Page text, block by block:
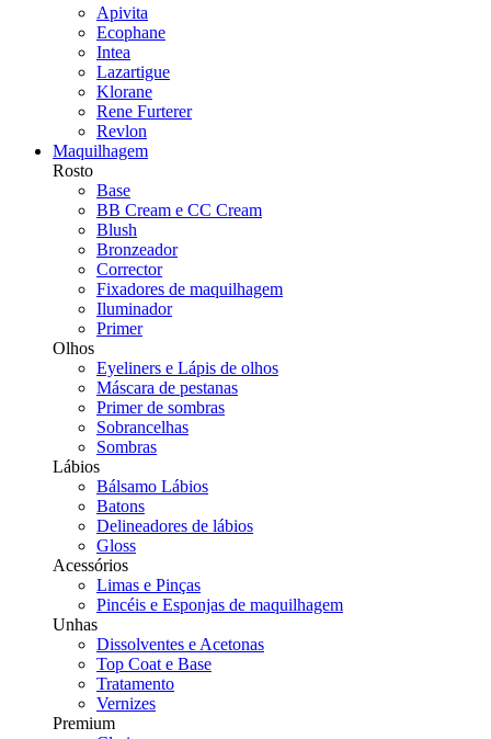
Apivita
Ecophane
Intea
Lazartigue
Klorane
Rene Furterer
Revlon
Maquilhagem
Rosto
Base
BB Cream e CC Cream
Blush
Bronzeador
Corrector
Fixadores de maquilhagem
Iluminador
Primer
Olhos
Eyeliners e Lápis de olhos
Máscara de pestanas
Primer de sombras
Sobrancelhas
Sombras
Lábios
Bálsamo Lábios
Batons
Delineadores de lábios
Gloss
Acessórios
Limas e Pinças
Pincéis e Esponjas de maquilhagem
Unhas
Dissolventes e Acetonas
Top Coat e Base
Tratamento
Vernizes
Premium